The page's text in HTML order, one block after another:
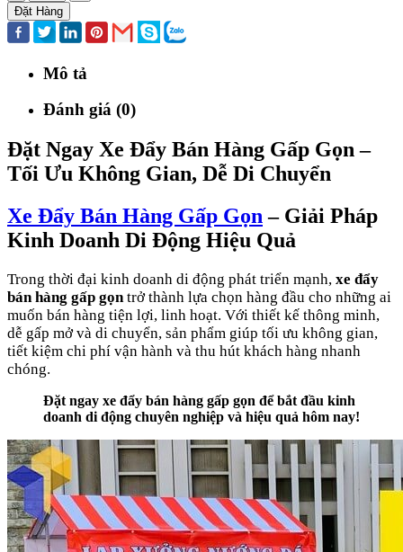
Đặt Hàng
Mô tả
Đánh giá (0)
Đặt Ngay Xe Đẩy Bán Hàng Gấp Gọn –
Tối Ưu Không Gian, Dễ Di Chuyển
Xe Đẩy Bán Hàng Gấp Gọn – Giải Pháp
Kinh Doanh Di Động Hiệu Quả
Trong thời đại kinh doanh di động phát triển mạnh, xe đẩy
bán hàng gấp gọntrở thành lựa chọn hàng đầu cho những ai
muốn bán hàng tiện lợi, linh hoạt. Với thiết kế thông minh,
dễ gấp mở và di chuyển, sản phẩm giúp tối ưu không gian,
tiết kiệm chi phí vận hành và thu hút khách hàng nhanh
chóng.
Đặt ngay xe đẩy bán hàng gấp gọn để bắt đầu kinh
doanh di động chuyên nghiệp và hiệu quả hôm nay!